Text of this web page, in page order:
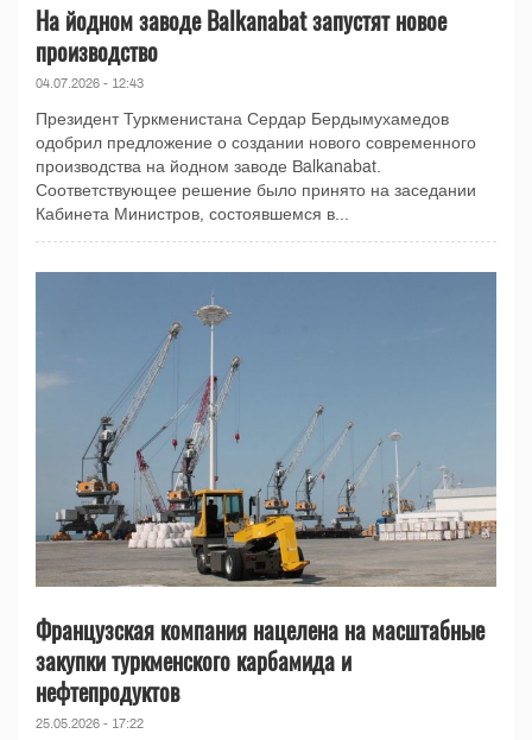
На йодном заводе Balkanabat запустят новое
производство
04.07.2026 - 12:43
Президент Туркменистана Сердар Бердымухамедов
одобрил предложение о создании нового современного
производства на йодном заводе Balkanabat.
Соответствующее решение было принято на заседании
Кабинета Министров, состоявшемся в...
Французская компания нацелена на масштабные
закупки туркменского карбамида и
нефтепродуктов
25.05.2026 - 17:22